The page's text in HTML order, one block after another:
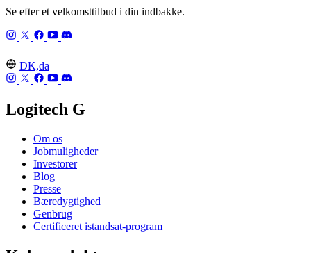
Se efter et velkomsttilbud i din indbakke.
DK,da
Logitech G
Om os
Jobmuligheder
Investorer
Blog
Presse
Bæredygtighed
Genbrug
Certificeret istandsat-program